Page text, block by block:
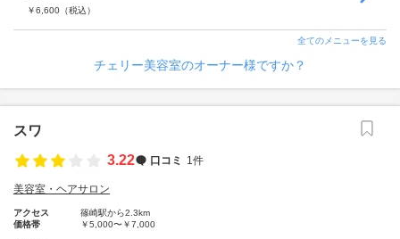
￥6,600 （税込）
全てのメニューを見る
チェリー美容室のオーナー様ですか？
スワ
3.22
口コミ 1件
美容室・ヘアサロン
アクセス
篠崎駅から2.3km
価格帯
￥5,000〜￥7,000